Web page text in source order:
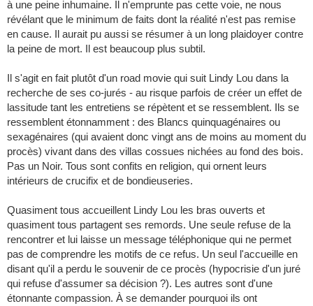
à une peine inhumaine. Il n'emprunte pas cette voie, ne nous
révélant que le minimum de faits dont la réalité n'est pas remise
en cause. Il aurait pu aussi se résumer à un long plaidoyer contre
la peine de mort. Il est beaucoup plus subtil.
Il s'agit en fait plutôt d'un road movie qui suit Lindy Lou dans la
recherche de ses co-jurés - au risque parfois de créer un effet de
lassitude tant les entretiens se répètent et se ressemblent. Ils se
ressemblent étonnamment : des Blancs quinquagénaires ou
sexagénaires (qui avaient donc vingt ans de moins au moment du
procès) vivant dans des villas cossues nichées au fond des bois.
Pas un Noir. Tous sont confits en religion, qui ornent leurs
intérieurs de crucifix et de bondieuseries.
Quasiment tous accueillent Lindy Lou les bras ouverts et
quasiment tous partagent ses remords. Une seule refuse de la
rencontrer et lui laisse un message téléphonique qui ne permet
pas de comprendre les motifs de ce refus. Un seul l'accueille en
disant qu'il a perdu le souvenir de ce procès (hypocrisie d'un juré
qui refuse d'assumer sa décision ?). Les autres sont d'une
étonnante compassion. À se demander pourquoi ils ont